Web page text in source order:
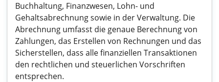
Buchhaltung, Finanzwesen, Lohn- und
Gehaltsabrechnung sowie in der Verwaltung. Die
Abrechnung umfasst die genaue Berechnung von
Zahlungen, das Erstellen von Rechnungen und das
Sicherstellen, dass alle finanziellen Transaktionen
den rechtlichen und steuerlichen Vorschriften
entsprechen.